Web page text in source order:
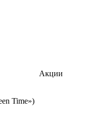
Акции
Time»)